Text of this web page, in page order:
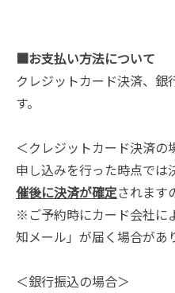
■お支払い方法について
クレジットカード決済、銀
す。
＜クレジットカード決済の
申し込みを行った時点では
催後に決済が確定されます
※ご予約時にカード会社に
知メール」が届く場合があ
＜銀行振込の場合＞